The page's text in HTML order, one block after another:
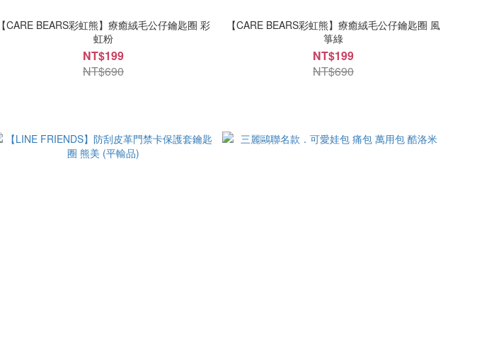
【CARE BEARS彩虹熊】療癒絨毛公仔鑰匙圈 彩
虹粉
NT$199
NT$690
【CARE BEARS彩虹熊】療癒絨毛公仔鑰匙圈 風
箏綠
NT$199
NT$690